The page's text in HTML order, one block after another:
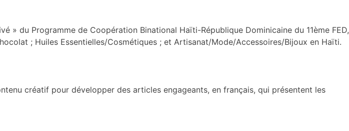
du Programme de Coopération Binational Haïti-République Dominicaine du 11ème FED,
; Huiles Essentielles/Cosmétiques ; et Artisanat/Mode/Accessoires/Bijoux en Haïti.
créatif pour développer des articles engageants, en français, qui présentent les